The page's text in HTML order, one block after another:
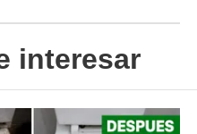
interesar